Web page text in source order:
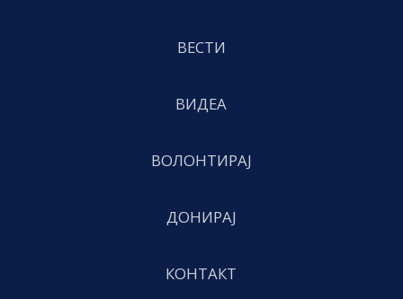
ВЕСТИ
ВИДЕА
ВОЛОНТИРАЈ
ДОНИРАЈ
КОНТАКТ